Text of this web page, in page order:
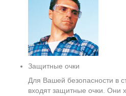
Защитные очки
Для Вашей безопасности в
входят защитные очки. Они